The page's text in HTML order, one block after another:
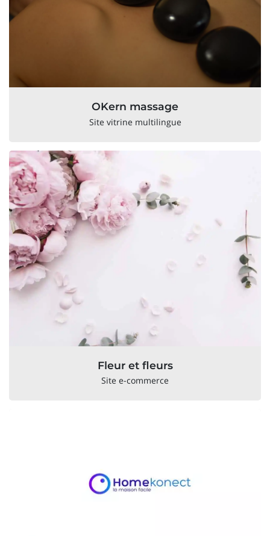
OKern massage
Site vitrine multilingue
Fleur et fleurs
Site e-commerce